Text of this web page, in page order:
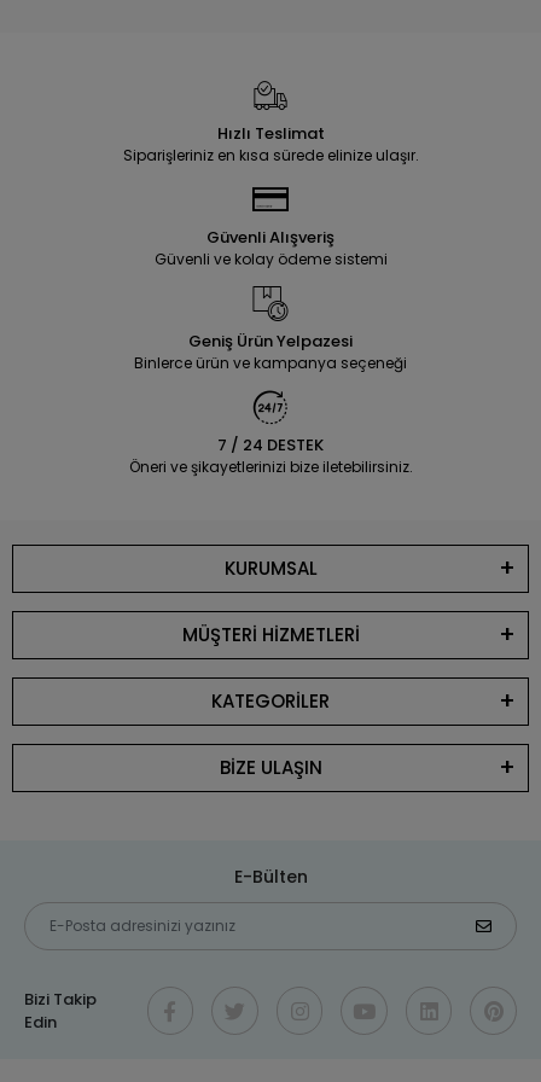
Hızlı Teslimat
Siparişleriniz en kısa sürede elinize ulaşır.
Güvenli Alışveriş
Güvenli ve kolay ödeme sistemi
Geniş Ürün Yelpazesi
Binlerce ürün ve kampanya seçeneği
7 / 24 DESTEK
Öneri ve şikayetlerinizi bize iletebilirsiniz.
KURUMSAL
MÜŞTERİ HİZMETLERİ
KATEGORİLER
BİZE ULAŞIN
E-Bülten
Bizi Takip
Edin